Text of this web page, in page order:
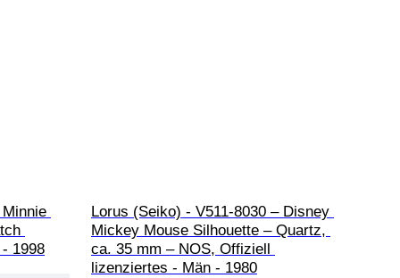
1998
Lorus (Seiko) - V511-8030 – Disney
Mickey Mouse Silhouette – Quartz,
ca. 35 mm – NOS, Offiziell
lizenziertes - Män - 1980